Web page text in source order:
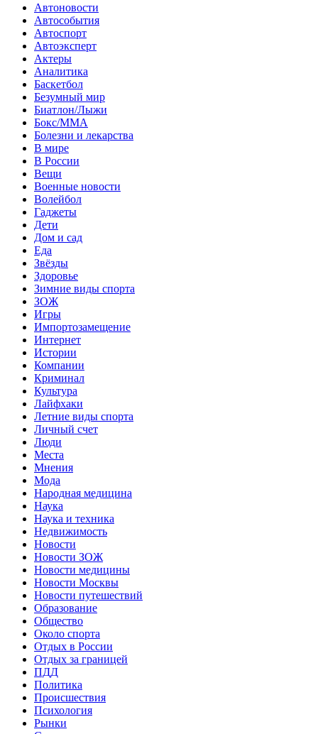
Автоновости
Автособытия
Автоспорт
Автоэксперт
Актеры
Аналитика
Баскетбол
Безумный мир
Биатлон/Лыжи
Бокс/MMA
Болезни и лекарства
В мире
В России
Вещи
Военные новости
Волейбол
Гаджеты
Дети
Дом и сад
Еда
Звёзды
Здоровье
Зимние виды спорта
ЗОЖ
Игры
Импортозамещение
Интернет
Истории
Компании
Криминал
Культура
Лайфхаки
Летние виды спорта
Личный счет
Люди
Места
Мнения
Мода
Народная медицина
Наука
Наука и техника
Недвижимость
Новости
Новости ЗОЖ
Новости медицины
Новости Москвы
Новости путешествий
Образование
Общество
Около спорта
Отдых в России
Отдых за границей
ПДД
Политика
Происшествия
Психология
Рынки